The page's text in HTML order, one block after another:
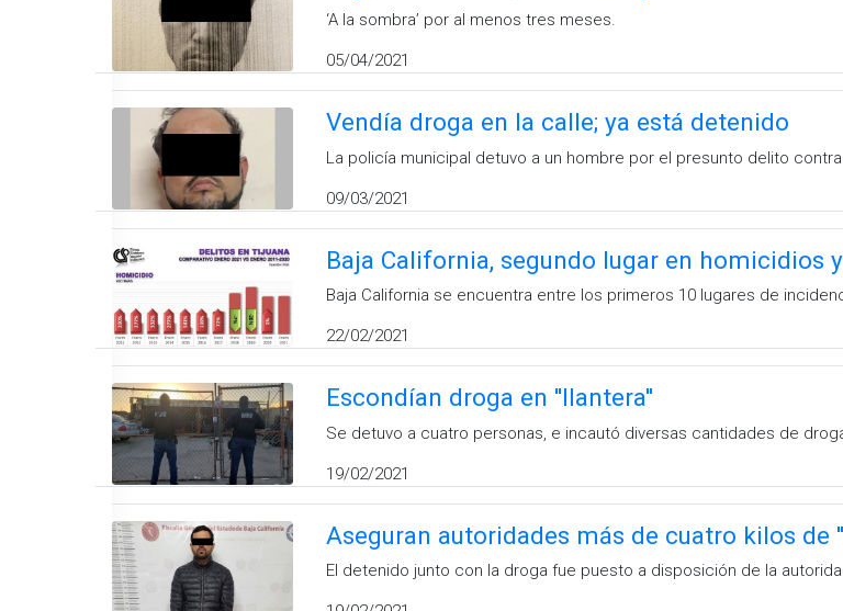
‘A la sombra’ por al menos tres meses.
05/04/2021
Vendía droga en la calle; ya está detenido
La policía municipal detuvo a un hombre por el presunto delito
09/03/2021
Baja California, segundo lugar en homicidios
Baja California se encuentra entre los primeros 10 lugares de
22/02/2021
Escondían droga en ''llantera''
Se detuvo a cuatro personas, e incautó diversas cantidades de
19/02/2021
Aseguran autoridades más de cuatro kilos de
El detenido junto con la droga fue puesto a disposición de la